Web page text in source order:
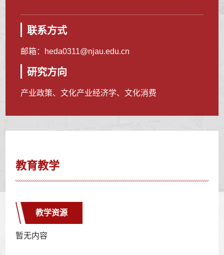
联系方式
邮箱： heda0311@njau.edu.cn
研究方向
产业政策、文化产业经济学、文化消费
教育教学
教学资源
暂无内容